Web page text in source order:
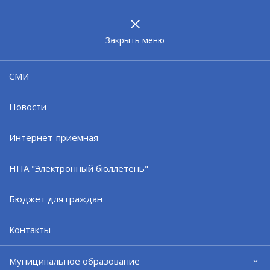
Закрыть меню
СМИ
Новости
Интернет-приемная
НПА "Электронный бюллетень"
Бюджет для граждан
Контакты
Муниципальное образование
07.07.26
«Североморск» вернулся в